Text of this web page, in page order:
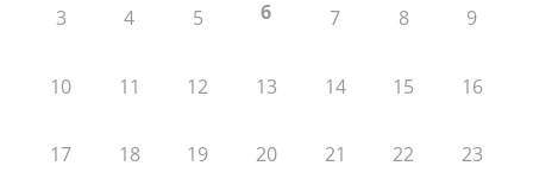
3 4 5 6 7 8 9
10 11 12 13 14 15 16
17 18 19 20 21 22 23